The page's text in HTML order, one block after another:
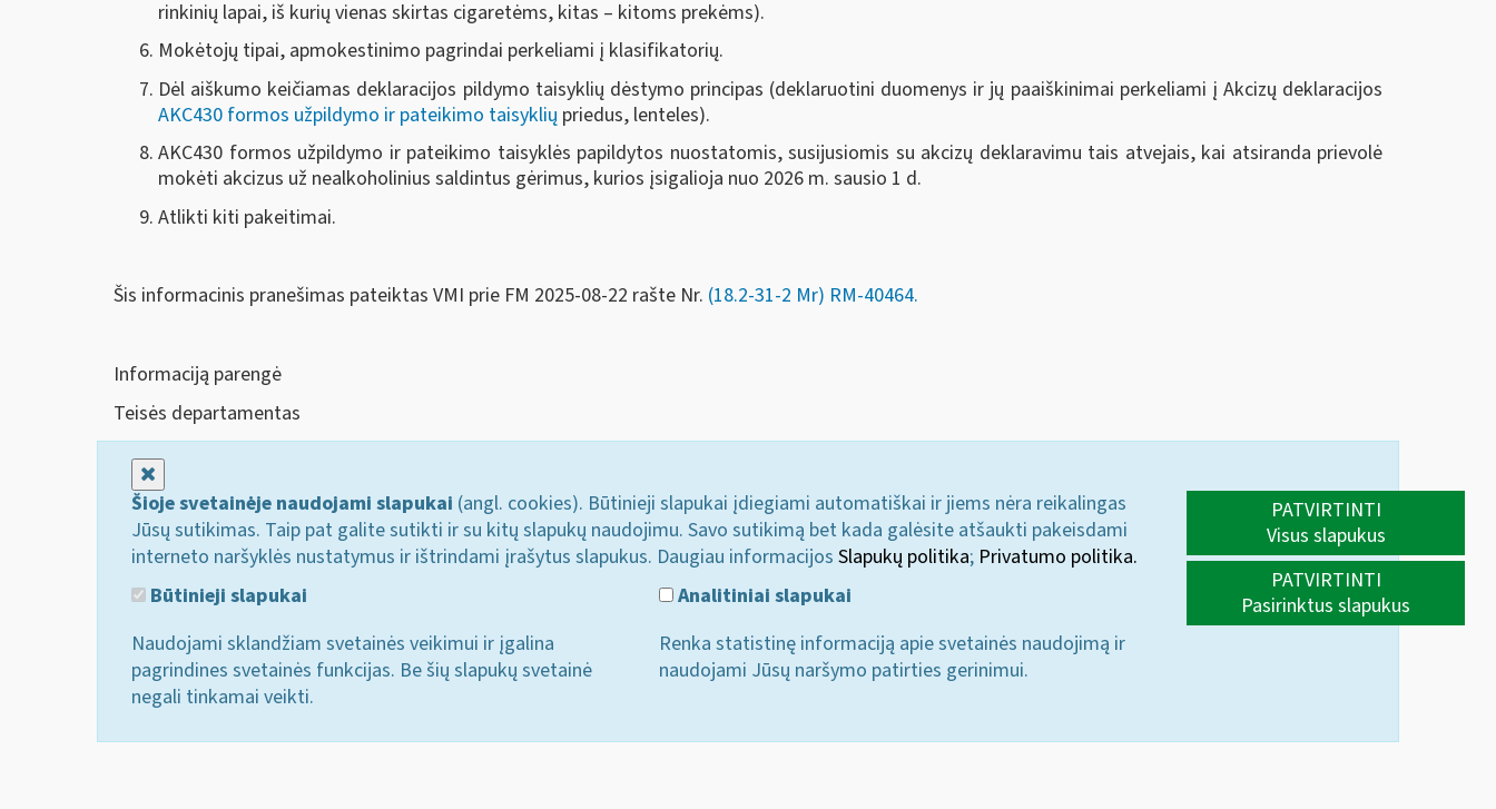
rinkinių lapai, iš kurių vienas skirtas cigaretėms, kitas – kitoms prekėms).
Mokėtojų tipai, apmokestinimo pagrindai perkeliami į klasifikatorių.
Dėl aiškumo keičiamas deklaracijos pildymo taisyklių dėstymo principas (deklaruotini duomenys ir jų paaiškinimai perkeliami į Akcizų deklaracijos
AKC430 formos užpildymo ir pateikimo taisyklių priedus, lenteles).
AKC430 formos užpildymo ir pateikimo taisyklės papildytos nuostatomis, susijusiomis su akcizų deklaravimu tais atvejais, kai atsiranda prievolė
mokėti akcizus už nealkoholinius saldintus gėrimus, kurios įsigalioja nuo 2026 m. sausio 1 d.
Atlikti kiti pakeitimai.
Šis informacinis pranešimas pateiktas VMI prie FM 2025-08-22 rašte Nr. (18.2-31-2 Mr) RM-40464.
Informaciją parengė
Teisės departamentas
Šioje svetainėje naudojami slapukai (angl. cookies). Būtinieji slapukai įdiegiami automatiškai ir jiems nėra reikalingas
Jūsų sutikimas. Taip pat galite sutikti ir su kitų slapukų naudojimu. Savo sutikimą bet kada galėsite atšaukti pakeisdami
interneto naršyklės nustatymus ir ištrindami įrašytus slapukus. Daugiau informacijos Slapukų politika; Privatumo politika.
Būtinieji slapukai
Naudojami sklandžiam svetainės veikimui ir įgalina
pagrindines svetainės funkcijas. Be šių slapukų svetainė
negali tinkamai veikti.
Analitiniai slapukai
Renka statistinę informaciją apie svetainės naudojimą ir
naudojami Jūsų naršymo patirties gerinimui.
PATVIRTINTI
Visus slapukus
PATVIRTINTI
Pasirinktus slapukus